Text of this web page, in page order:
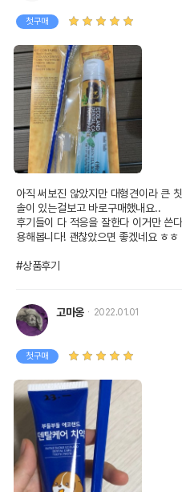
* 해당 정보는
상품 필수 정보
품명 및 모델명
법에 의한 인증,허가 등을
받았음을 확인할수 있는
제조국 또는 원산지 대한민국
제조자,수입품의 경우
Locean//
전화번호
유통기한
첫구매
아직 써보진 않았지만 대형견이라 큰
솔이 있는걸보고 바로구매했내요..
후기들이 다 적응을 잘한다 이거만 쓴
용해봅니다! 괜찮았으면 좋겠네요 ㅎㅎ
#상품후기
고마옹 2022.01.01
첫구매